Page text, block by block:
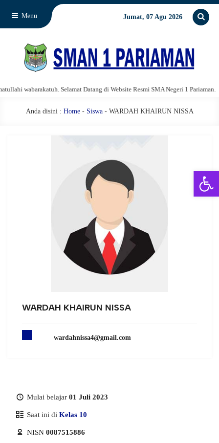
Menu Jumat, 07 Agu 2026
wabarakatuh. Selamat Datang di Website Resmi SMA Negeri 1 Pariaman.
Anda disini : Home- Siswa- WARDAH KHAIRUN NISSA
WARDAH KHAIRUN NISSA
wardahnissa4@gmail.com
Mulai belajar 01 Juli 2023
Saat ini di Kelas 10
NISN 0087515886